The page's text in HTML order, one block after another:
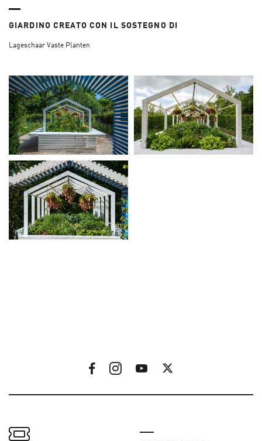
GIARDINO CREATO CON IL SOSTEGNO DI
Lageschaar Vaste Planten